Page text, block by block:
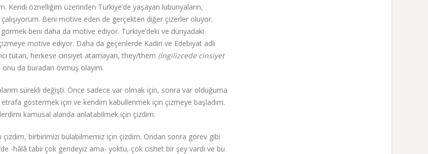
Kendi öznelliğim üzerinden Türkiye’de yaşayan lubunyaların,
Beni motive eden de gerçekten diğer çizerler oluyor.
görmek beni daha da motive ediyor. Türkiye’deki ve dünyadaki
motive ediyor. Daha da geçenlerde Kadın ve Edebiyat adlı
tutan, herkese cinsiyet atamayan, they/them (İngilizcede cinsiyet
da buradan övmüş olayım.
sürekli değişti. Önce sadece var olmak için, sonra var olduğuma
göstermek için ve kendim kabullenmek için çizmeye başladım.
kamusal alanda anlatabilmek için çizdim.
birbirimizi bulabilmemiz için çizdim. Ondan sonra görev gibi
-hâlâ tabii çok gerideyiz ama- yoktu, çok cishet bir şey vardı ve bu